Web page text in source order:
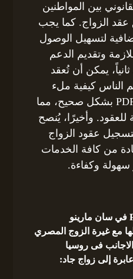
بين المواطنين
عقد الزواج. كما يجب
لتسهيل الوصول
وتقديم الدعم
يمكن أن تُعقد
الناس كيفية ملء
نموذج وثيقة عقد زواج PDF بشكل صحيح، مما
وأخيرًا، يُنصح
عقود الزواج
من كافة الخدمات
وكفاءة.
مع غيرة الزوج المصري
فى روسيا
إلى زواج جاد: